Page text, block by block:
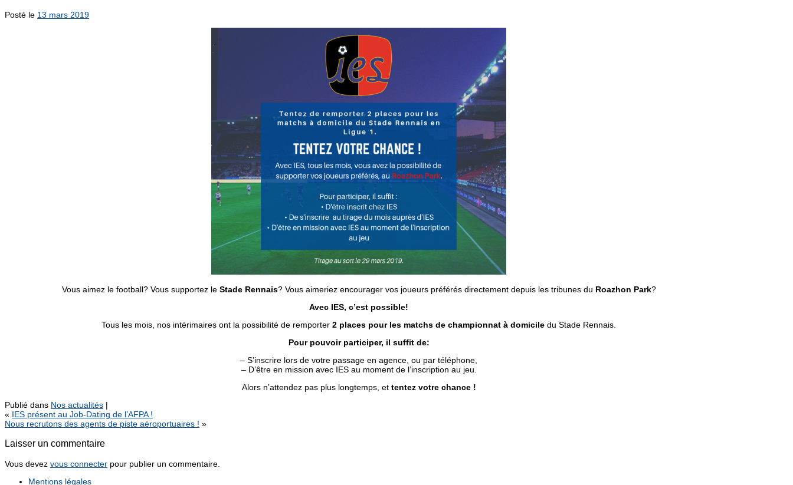
Posté le 13 mars 2019
Vous aimez le football? Vous supportez le Stade Rennais? Vous aimeriez encourager vos joueurs préférés directement depuis les tribunes du Roazhon Park?
Avec IES, c’est possible!
Tous les mois, nos intérimaires ont la possibilité de remporter 2 places pour les matchs de championnat à domicile du Stade Rennais.
Pour pouvoir participer, il suffit de:
– S’inscrire lors de votre passage en agence, ou par téléphone,
– D’être en mission avec IES au moment de l’inscription au jeu.
Alors n’attendez pas plus longtemps, et tentez votre chance !
Publié dans Nos actualités |
« IES présent au Job-Dating de l’AFPA !
Nous recrutons des agents de piste aéroportuaires ! »
Laisser un commentaire
Vous devez vous connecter pour publier un commentaire.
Mentions légales